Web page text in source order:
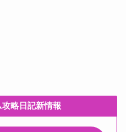
略日記新情報